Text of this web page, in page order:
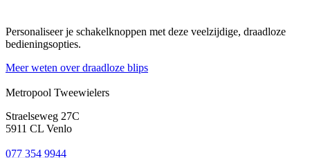
Personaliseer je schakelknoppen met deze veelzijdige, draadloze
bedieningsopties.
Meer weten over draadloze blips
Metropool Tweewielers
Straelseweg 27C
5911 CL Venlo
077 354 9944